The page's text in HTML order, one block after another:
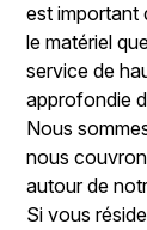
est important
le matériel
service de
approfondie
Nous
nous
autour de
Si vous